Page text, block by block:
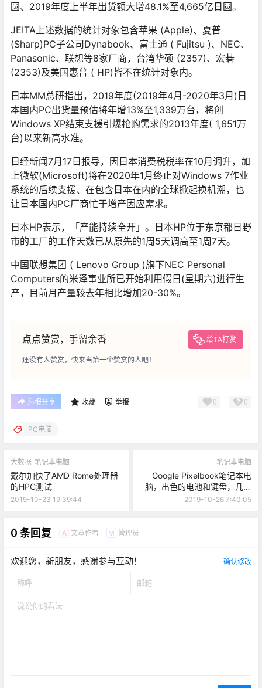
圆、2019年度上半年出货额大增48.1%至4,665亿日圆。
JEITA上述数据的统计对象包含苹果 (Apple)、夏普
(Sharp)PC子公司Dynabook、富士通 ( Fujitsu )、NEC、
Panasonic、联想等8家厂商，台湾华硕 (2357)、宏碁
(2353)及美国惠普 ( HP)皆不在统计对象内。
日本MM总研指出，2019年度(2019年4月-2020年3月)日
本国内PC出货量预估将年增13%至1,339万台，将创
Windows XP结束支援引爆抢购需求的2013年度( 1,651万
台)以来新高水准。
日经新闻7月17日报导，因日本消费税税率在10月调升，加
上微软(Microsoft)将在2020年1月终止对Windows 7作业
系统的后续支援、在包含日本在内的全球掀起换机潮，也
让日本国内PC厂商忙于增产因应需求。
日本HP表示，「产能持续全开」。日本HP位于东京都日野
市的工厂的工作天数已从原先的1周5天调高至1周7天。
中国联想集团 ( Lenovo Group )旗下NEC Personal
Computers的米泽事业所已开始利用假日(星期六)进行生
产，目前月产量较去年相比增加20-30%。
点点赞赏，手留余香 给TA打赏
还没有人赞赏，快来当第一个赞赏的人吧！
海报分享 收藏 举报 0 0
PC电脑
大数据 笔记本电脑
戴尔加快了AMD Rome处理器
的HPC测试
2019-10-23 19:39:44
笔记本电脑
Google Pixelbook笔记本电
脑，出色的电池和键盘，几乎
没有缺点
2019-10-26 7:40:05
0 条回复 A 文章作者 M 管理员
欢迎您，新朋友，感谢参与互动！ 确认修改